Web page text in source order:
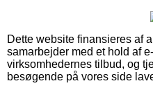
Dette website finansieres af
samarbejder med et hold af
virksomhedernes tilbud, og
besøgende på vores side